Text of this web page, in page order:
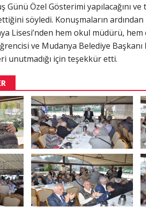
Günü Özel Gösterimi yapılacağını
söyledi. Konuşmaların
Lisesi’nden hem okul müdürü,
ve Mudanya Belediye Başkanı
unutmadığı için teşekkür etti.